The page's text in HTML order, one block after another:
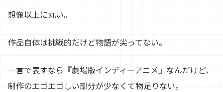
想像以上に丸い。
作品自体は挑戦的だけど物語が尖ってない。
一言で表すなら『劇場版インディーアニメ』なんだけど、
制作のエゴエゴしい部分が少なくて物足りない。